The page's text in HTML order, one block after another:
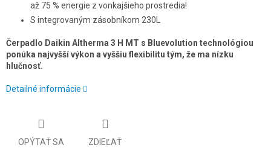
až 75 % energie z vonkajšieho prostredia!
S integrovaným zásobníkom 230L
Čerpadlo Daikin Altherma 3 H MT s Bluevolution technológiou
ponúka najvyšší výkon a vyššiu flexibilitu tým, že ma nízku
hlučnosť.
Detailné informácie
OPÝTAŤ SA ZDIEĽAŤ